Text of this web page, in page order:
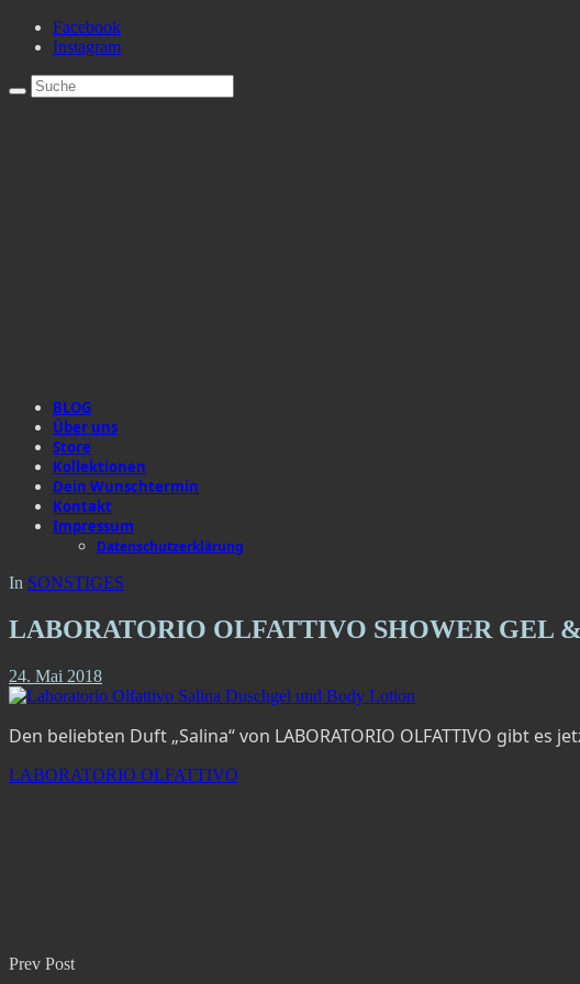
Facebook
Instagram
BLOG
Über uns
Store
Kollektionen
Dein Wunschtermin
Kontakt
Impressum
Datenschutzerklärung
In SONSTIGES
LABORATORIO OLFATTIVO SHOWER GEL
24. Mai 2018
Den beliebten Duft „Salina“ von LABORATORIO OLFATTIVO gibt es
LABORATORIO OLFATTIVO
Prev Post